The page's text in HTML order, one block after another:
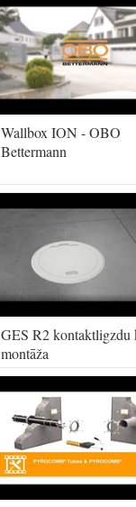
Wallbox ION - OBO
Bettermann
GES R2 kontaktligzdu
montāža